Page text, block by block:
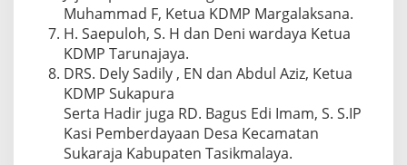
Muhammad F, Ketua KDMP Margalaksana.
H. Saepuloh, S. H dan Deni wardaya Ketua
KDMP Tarunajaya.
DRS. Dely Sadily , EN dan Abdul Aziz, Ketua
KDMP Sukapura
Serta Hadir juga RD. Bagus Edi Imam, S. S.IP
Kasi Pemberdayaan Desa Kecamatan
Sukaraja Kabupaten Tasikmalaya.